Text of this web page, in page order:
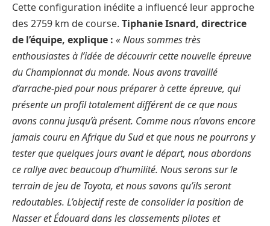
Cette configuration inédite a influencé leur approche
des 2759 km de course. Tiphanie Isnard, directrice
de l’équipe, explique : « Nous sommes très
enthousiastes à l’idée de découvrir cette nouvelle épreuve
du Championnat du monde. Nous avons travaillé
d’arrache-pied pour nous préparer à cette épreuve, qui
présente un profil totalement différent de ce que nous
avons connu jusqu’à présent. Comme nous n’avons encore
jamais couru en Afrique du Sud et que nous ne pourrons y
tester que quelques jours avant le départ, nous abordons
ce rallye avec beaucoup d’humilité. Nous serons sur le
terrain de jeu de Toyota, et nous savons qu’ils seront
redoutables. L’objectif reste de consolider la position de
Nasser et Édouard dans les classements pilotes et